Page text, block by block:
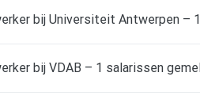
bij Universiteit Antwerpen –
bij VDAB – 1 salarissen